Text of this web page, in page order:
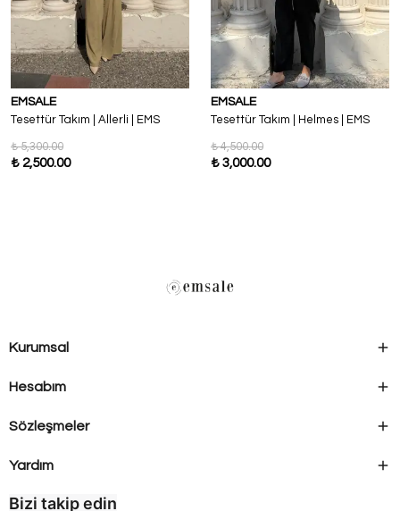
EMSALE
Tesettür Takım | Allerli | EMS
₺ 5,300.00
₺ 2,500.00
EMSALE
Tesettür Takım | Helmes | EMS
₺ 4,500.00
₺ 3,000.00
Kurumsal
Hesabım
Sözleşmeler
Yardım
Bizi takip edin